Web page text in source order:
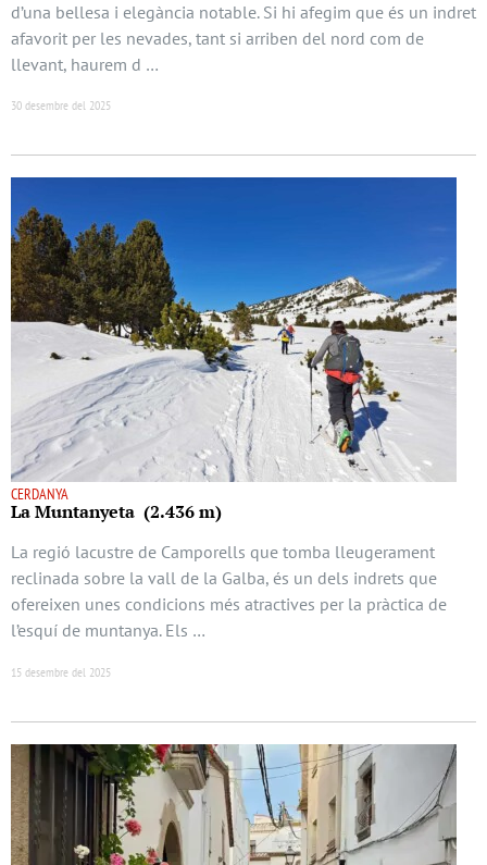
d’una bellesa i elegància notable. Si hi afegim que és un indret
afavorit per les nevades, tant si arriben del nord com de
llevant, haurem d …
30 desembre del 2025
CERDANYA
La Muntanyeta (2.436 m)
La regió lacustre de Camporells que tomba lleugerament
reclinada sobre la vall de la Galba, és un dels indrets que
ofereixen unes condicions més atractives per la pràctica de
l’esquí de muntanya. Els …
15 desembre del 2025